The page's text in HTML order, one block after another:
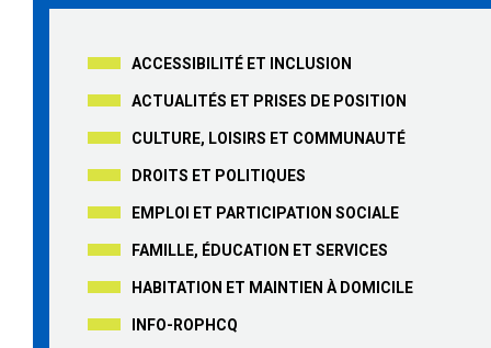
ACCESSIBILITÉ ET INCLUSION
ACTUALITÉS ET PRISES DE POSITION
CULTURE, LOISIRS ET COMMUNAUTÉ
DROITS ET POLITIQUES
EMPLOI ET PARTICIPATION SOCIALE
FAMILLE, ÉDUCATION ET SERVICES
HABITATION ET MAINTIEN À DOMICILE
INFO-ROPHCQ